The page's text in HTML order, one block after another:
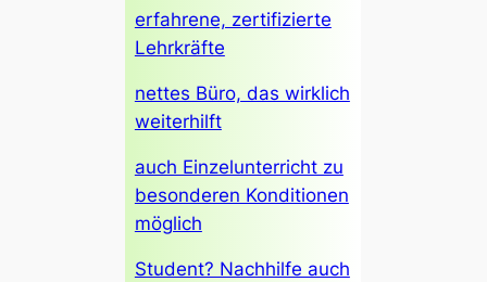
erfahrene, zertifizierte
Lehrkräfte
nettes Büro, das wirklich
weiterhilft
auch Einzelunterricht zu
besonderen Konditionen
möglich
Student? Nachhilfe auch